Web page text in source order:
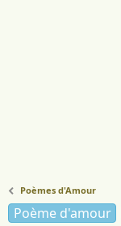
Poèmes d'Amour
Poème d'amour